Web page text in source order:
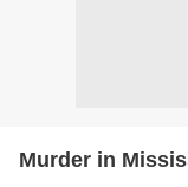
Murder in